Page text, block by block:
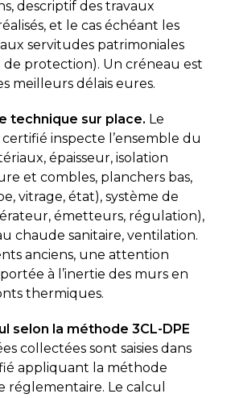
descriptif des travaux
et le cas échéant les
servitudes patrimoniales
de protection). Un créneau est
meilleurs délais eures.
technique sur place. Le
inspecte l’ensemble du
épaisseur, isolation
et combles, planchers bas,
vitrage, état), système de
émetteurs, régulation),
chaude sanitaire, ventilation.
anciens, une attention
à l’inertie des murs en
thermiques.
selon la méthode 3CL-DPE
collectées sont saisies dans
appliquant la méthode
réglementaire. Le calcul